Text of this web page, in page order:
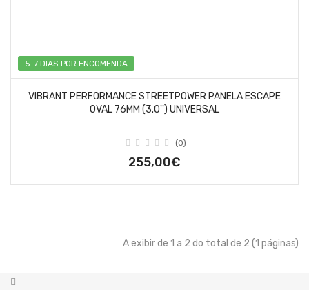
5-7 DIAS POR ENCOMENDA
VIBRANT PERFORMANCE STREETPOWER PANELA ESCAPE
OVAL 76MM (3.0'') UNIVERSAL
(0)
255,00€
A exibir de 1 a 2 do total de 2 (1 páginas)